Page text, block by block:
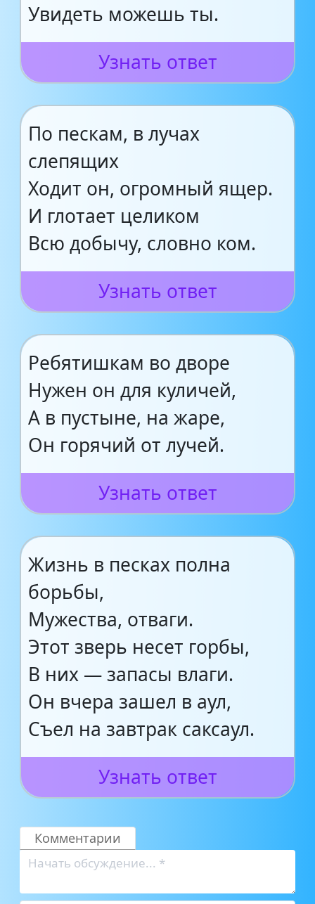
Увидеть можешь ты.
Узнать ответ
По пескам, в лучах
слепящих
Ходит он, огромный ящер.
И глотает целиком
Всю добычу, словно ком.
Узнать ответ
Ребятишкам во дворе
Нужен он для куличей,
А в пустыне, на жаре,
Он горячий от лучей.
Узнать ответ
Жизнь в песках полна
борьбы,
Мужества, отваги.
Этот зверь несет горбы,
В них — запасы влаги.
Он вчера зашел в аул,
Съел на завтрак саксаул.
Узнать ответ
Комментарии